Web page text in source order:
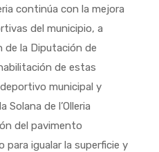
continúa con la mejora
del municipio, a
de la Diputación de
de estas
municipal y
Solana de l’Olleria
del pavimento
igualar la superficie y